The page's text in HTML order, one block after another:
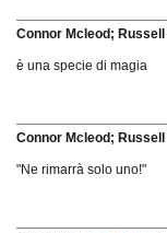
Connor Mcleod; Russell
è una specie di magia
Connor Mcleod; Russell
"Ne rimarrà solo uno!"